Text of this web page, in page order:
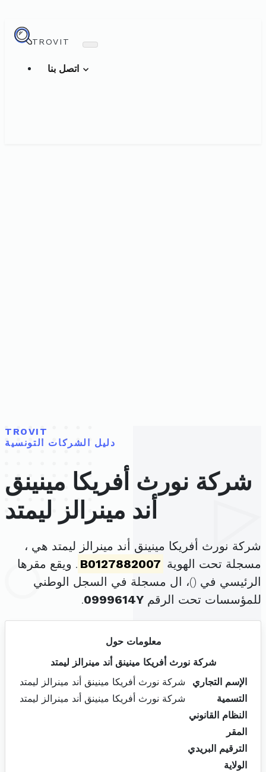
TROVIT
TROVIT
دليل الشركات التونسية
شركة نورث أفريكا مينينق
أند مينرالز ليمتد
شركة نورث أفريكا مينينق أند مينرالز ليمتد هي ،
مسجلة تحت الهوية B0127882007 . ويقع مقرها
الرئيسي في ()، ال مسجلة في السجل الوطني
للمؤسسات تحت الرقم 0999614Y
.
معلومات حول
شركة نورث أفريكا مينينق أند مينرالز ليمتد
الإسم التجاري
شركة نورث أفريكا مينينق أند مينرالز ليمتد
التسمية
شركة نورث أفريكا مينينق أند مينرالز ليمتد
النظام القانوني
المقر
الترقيم البريدي
الولاية